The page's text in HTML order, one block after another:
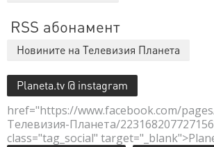
RSS абонамент
Новините на Телевизия Планета
Planeta.tv @ instagram
href="https://www.facebook.com/
Телевизия-Планета/
class="tag_social"